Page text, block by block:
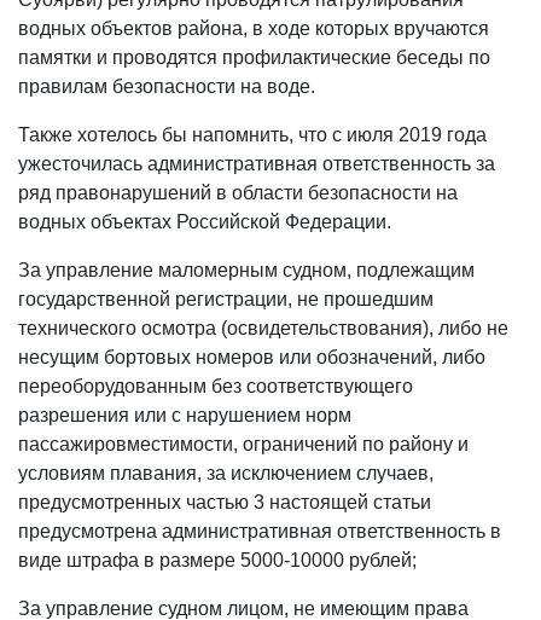
водных объектов района, в ходе которых вручаются
памятки и проводятся профилактические беседы по
правилам безопасности на воде.
Также хотелось бы напомнить, что с июля 2019 года
ужесточилась административная ответственность за
ряд правонарушений в области безопасности на
водных объектах Российской Федерации.
За управление маломерным судном, подлежащим
государственной регистрации, не прошедшим
технического осмотра (освидетельствования), либо не
несущим бортовых номеров или обозначений, либо
переоборудованным без соответствующего
разрешения или с нарушением норм
пассажировместимости, ограничений по району и
условиям плавания, за исключением случаев,
предусмотренных частью 3 настоящей статьи
предусмотрена административная ответственность в
виде штрафа в размере 5000-10000 рублей;
За управление судном лицом, не имеющим права